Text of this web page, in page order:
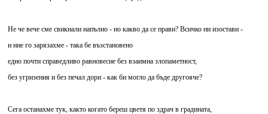
Не че вече сме свикнали напълно - но какво да се прави? Всичко ни изостави -
и ние го зарязахме - така бе възстановено
едно почти справедливо равновесие без взаимна злопаметност,
без угризения и без печал дори - как би могло да бъде другояче?
Сега останахме тук, както когато береш цветя по здрач в градината,